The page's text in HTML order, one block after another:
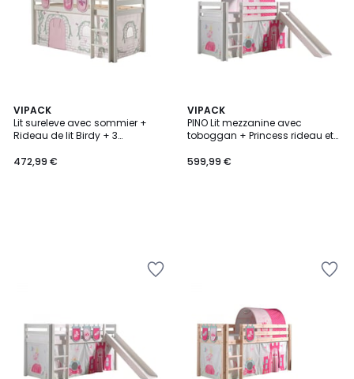
VIPACK
Lit sureleve avec sommier +
Rideau de lit Birdy + 3
472,99 €
VIPACK
PINO Lit mezzanine avec
toboggan + Princess rideau et
599,99 €